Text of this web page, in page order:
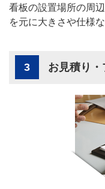
看板の設置場所の周
を元に大きさや仕様
3 お見積り